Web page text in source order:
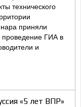
технического
приняли
проведение ГИА в
и
«5 лет ВПР»